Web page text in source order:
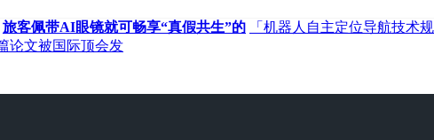
旅客佩带AI眼镜就可畅享“真假共生”的 「机器人自主定位导航技术
论文被国际顶会发